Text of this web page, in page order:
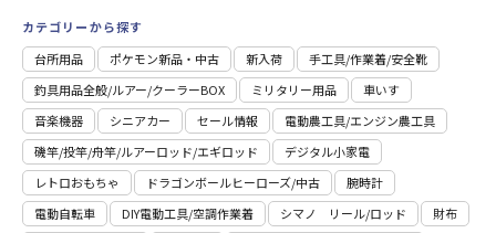
カテゴリーから探す
台所用品
ポケモン新品・中古 新入荷
⼿⼯具/作業着/安全靴
釣具用品全般/ルアー/クーラーBOX
ミリタリー用品
車いす
音楽機器
シニアカー セール情報
電動農工具/エンジン農工具
磯竿/投竿/舟竿/ルアーロッド/エギロッド
デジタル小家電
レトロおもちゃ
ドラゴンボールヒーローズ/中古
腕時計
電動自転車
DIY電動工具/空調作業着 シマノ リール/ロッド
財布